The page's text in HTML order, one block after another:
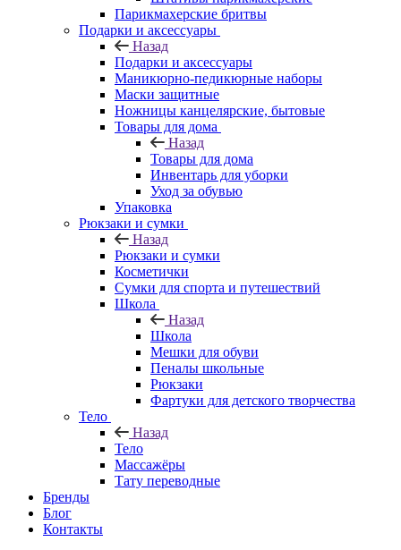
Парикмахерские бритвы
Подарки и аксессуары
Назад
Подарки и аксессуары
Маникюрно-педикюрные наборы
Маски защитные
Ножницы канцелярские, бытовые
Товары для дома
Назад
Товары для дома
Инвентарь для уборки
Уход за обувью
Упаковка
Рюкзаки и сумки
Назад
Рюкзаки и сумки
Косметички
Сумки для спорта и путешествий
Школа
Назад
Школа
Мешки для обуви
Пеналы школьные
Рюкзаки
Фартуки для детского творчества
Тело
Назад
Тело
Массажёры
Тату переводные
Бренды
Блог
Контакты